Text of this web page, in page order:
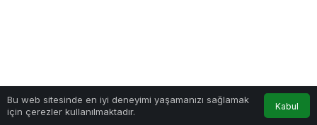
Bu web sitesinde en iyi deneyimi yaşamanızı sağlamak
için çerezler kullanılmaktadır.
Kabul
Anasayfa Akış Bildirimler
0